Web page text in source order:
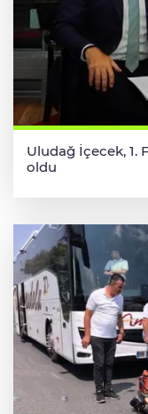
Uludağ İçecek, 1.
oldu